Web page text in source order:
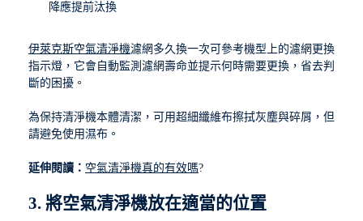
降應提前汰換
伊萊克斯空氣清淨機濾網多久換一次可參考機型上的濾網更換
指示燈，它會自動監測濾網壽命並提示何時需要更換，省去判
斷的困擾。
為保持清淨機本體清潔，可用超細纖維布擦拭灰塵與碎屑，但
請避免使用濕布。
延伸閱讀： 空氣清淨機真的有效嗎?
3. 將空氣清淨機放在適當的位置